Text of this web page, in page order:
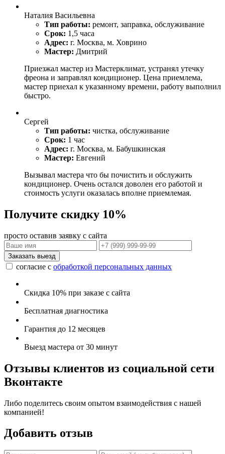
Наталия Васильевна
Тип работы: ремонт, заправка, обслуживание
Срок: 1,5 часа
Адрес: г. Москва, м. Ховрино
Мастер: Дмитрий
Приезжал мастер из Мастерклимат, устранял утечку
фреона и заправлял кондиционер. Цена приемлема,
мастер приехал к указанному времени, работу выполнил
быстро.
Сергей
Тип работы: чистка, обслуживание
Срок: 1 час
Адрес: г. Москва, м. Бабушкинская
Мастер: Евгений
Вызывал мастера что бы почистить и обслужить
кондиционер. Очень остался доволен его работой и
стоимость услуги оказалась вполне приемлемая.
Получите скидку 10%
просто оставив заявку с сайта
согласие с обработкой персональных данных
Скидка 10% при заказе с сайта
Бесплатная диагностика
Гарантия до 12 месяцев
Выезд мастера от 30 минут
Отзывы клиентов из социальной сети
Вконтакте
Либо поделитесь своим опытом взаимодействия с нашей
компанией!
Добавить отзыв